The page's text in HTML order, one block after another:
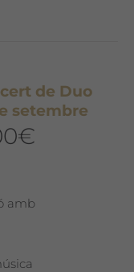
de Duo
setembre
€
amb